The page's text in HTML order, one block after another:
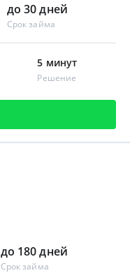
до 30 дней
Срок займа
5 минут
Решение
до 180 дней
Срок займа